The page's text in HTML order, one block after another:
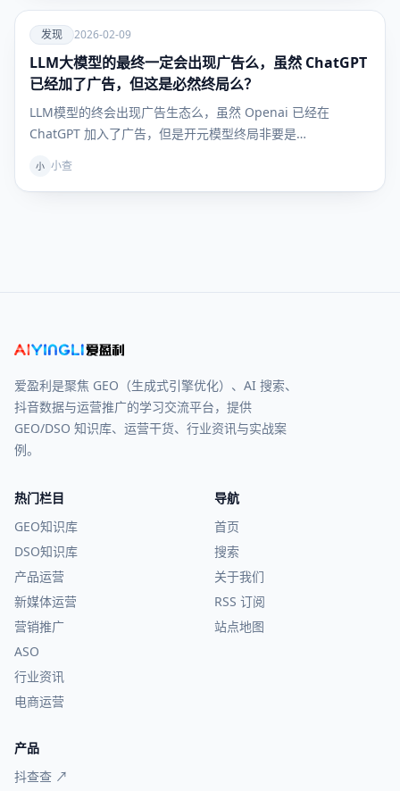
爱
发现
发现 2026-02-09
LLM大模型的最终一定会出现广告么，虽然 ChatGPT
已经加了广告，但这是必然终局么？
LLM模型的终会出现广告生态么，虽然 Openai 已经在
ChatGPT 加入了广告，但是开元模型终局非要是…
小 小查
爱盈利是聚焦 GEO（生成式引擎优化）、AI 搜索、
抖音数据与运营推广的学习交流平台，提供
GEO/DSO 知识库、运营干货、行业资讯与实战案
例。
热门栏目
GEO知识库
DSO知识库
产品运营
新媒体运营
营销推广
ASO
行业资讯
电商运营
导航
首页
搜索
关于我们
RSS 订阅
站点地图
产品
抖查查 ↗